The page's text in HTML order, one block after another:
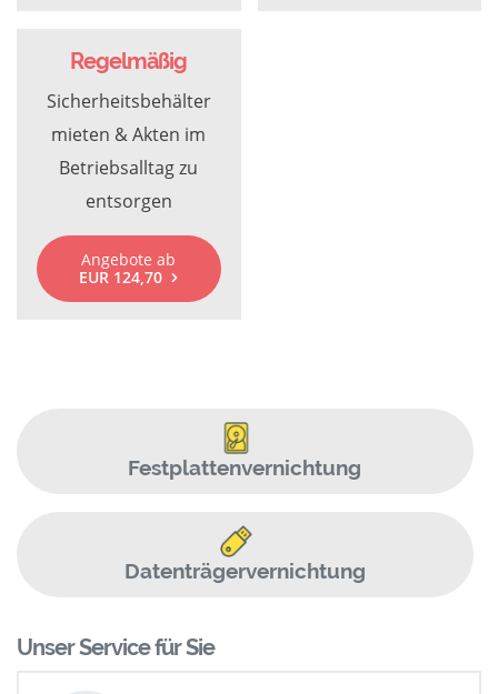
Regelmäßig
Sicherheitsbehälter
mieten & Akten im
Betriebsalltag zu
entsorgen
Angebote ab
EUR 124,70
Festplattenvernichtung
Datenträgervernichtung
Unser Service für Sie